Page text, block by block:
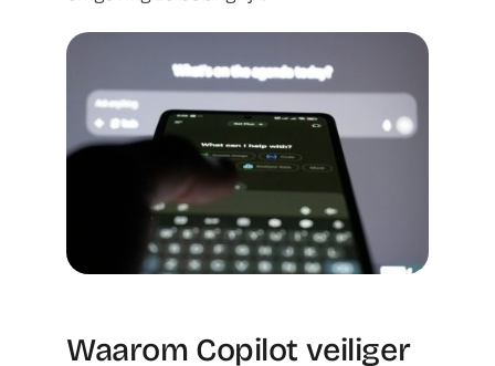
Waarom Copilot veiliger